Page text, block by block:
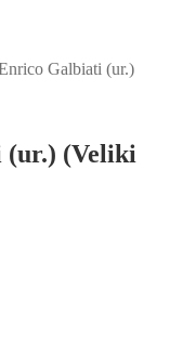
Galbiati (ur.)
(ur.) (Veliki